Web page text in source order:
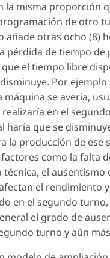
la misma proporción
de otro
añade otras ocho (8)
pérdida de tiempo de
el tiempo libre
Por ejemplo
se avería,
en el
haría que se
la producción de ese
como la falta
técnica, el ausentismo
el rendimiento
en el segundo turno,
el grado de
turno y aún